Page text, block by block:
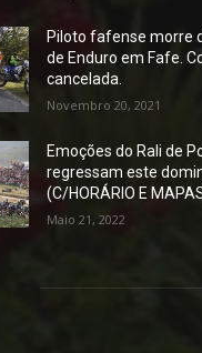
Piloto fafense morre
de Enduro em Fafe.
cancelada.
Novembro 20, 2021
Emoções do Rali de
regressam este
(C/HORÁRIO E
Maio 21, 2022